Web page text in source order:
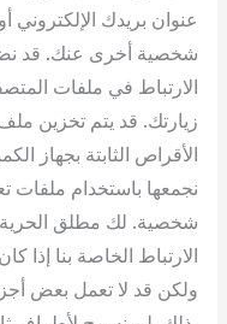
عنوان بريدك
شخصية أخرى عنك. قد
الارتباط في ملفات
زيارتك. قد يتم تخزين
الأقراص الثابتة بجهاز
نجمعها باستخدام ملفات
شخصية. لك مطلق
الارتباط الخاصة بنا
ولكن قد لا تعمل بعض